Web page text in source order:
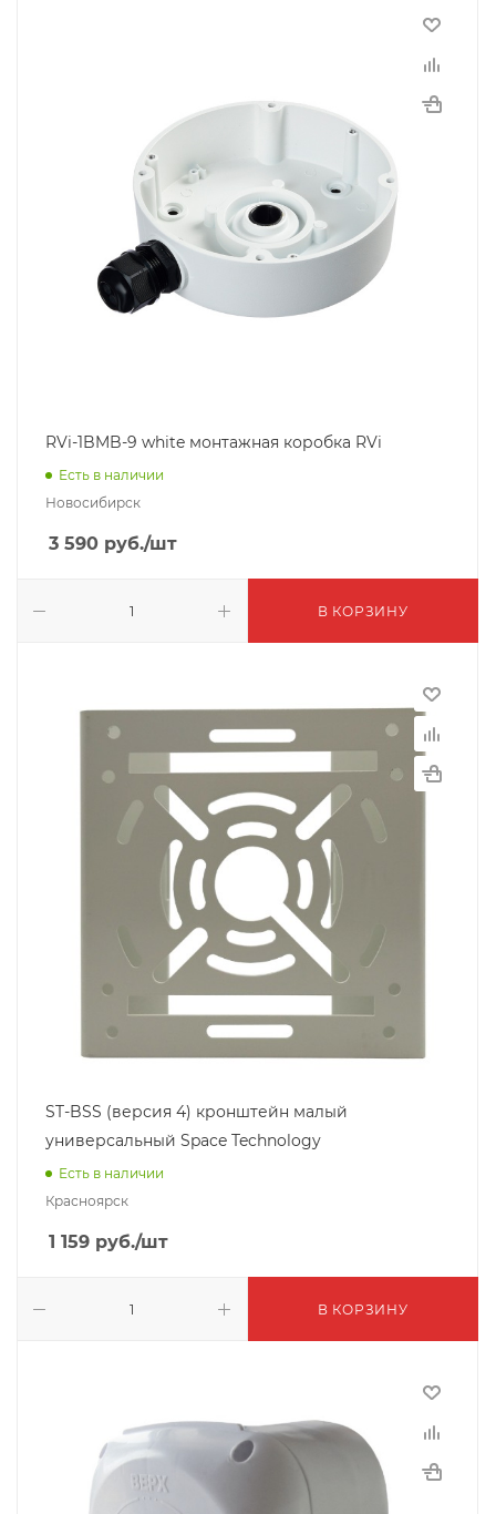
RVi-1BMB-9 white монтажная коробка RVi
Есть в наличии
Новосибирск
3 590 руб./шт
В КОРЗИНУ
ST-BSS (версия 4) кронштейн малый
универсальный Space Technology
Есть в наличии
Красноярск
1 159 руб./шт
В КОРЗИНУ